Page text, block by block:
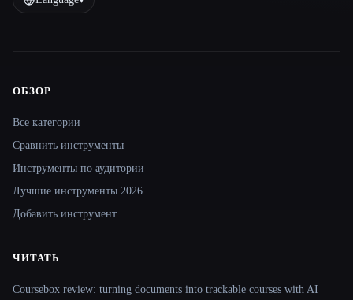
Site navigation
ОБЗОР
Все категории
Сравнить инструменты
Инструменты по аудитории
Лучшие инструменты 2026
Добавить инструмент
ЧИТАТЬ
Coursebox review: turning documents into trackable courses with AI